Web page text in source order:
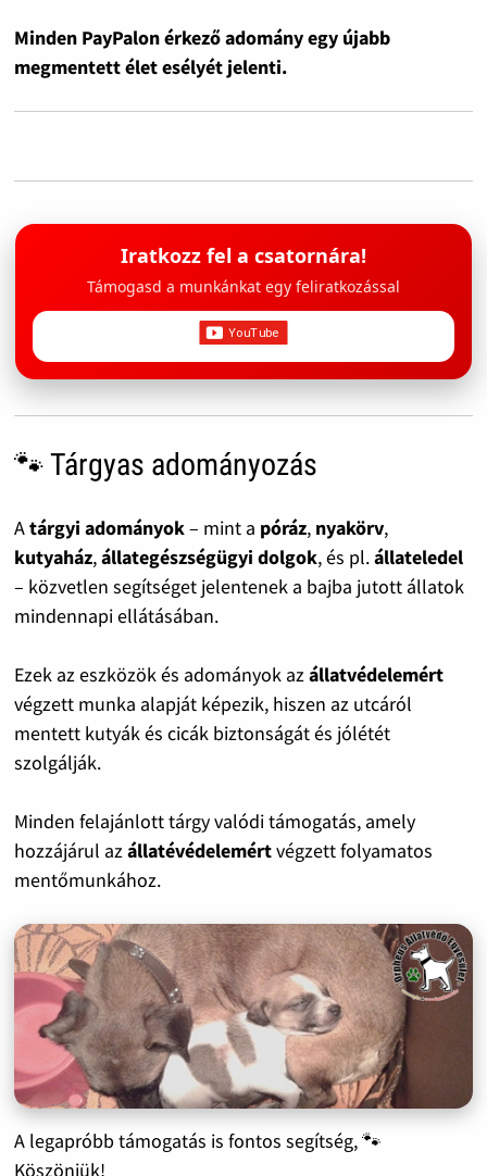
Minden PayPalon érkező adomány egy újabb
megmentett élet esélyét jelenti.
Iratkozz fel a csatornára!
Támogasd a munkánkat egy feliratkozással
🐾 Tárgyas adományozás
Atárgyi adományok– mint a póráz, nyakörv,
kutyaház,állategészségügyi dolgok, és pl.állateledel
– közvetlen segítséget jelentenek a bajba jutott állatok
mindennapi ellátásában.
Ezek az eszközök és adományok az állatvédelemért
végzett munka alapját képezik, hiszen az utcáról
mentett kutyák és cicák biztonságát és jólétét
szolgálják.
Minden felajánlott tárgy valódi támogatás, amely
hozzájárul az állatévédelemértvégzett folyamatos
mentőmunkához.
A legapróbb támogatás is fontos segítség, 🐾
Köszönjük!